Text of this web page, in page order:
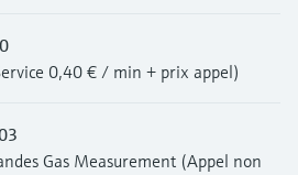
0,40 € / min + prix appel)
Gas Measurement (Appel non